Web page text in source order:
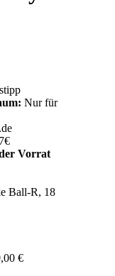
Nur für
Vorrat
Ball-R, 18
€